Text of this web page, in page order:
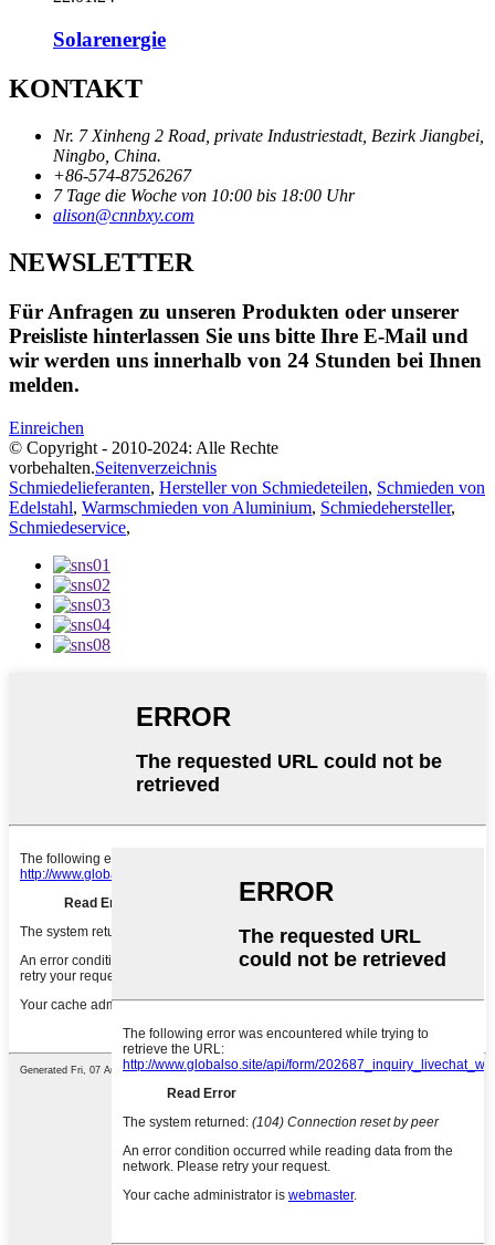
Solarenergie
KONTAKT
Nr. 7 Xinheng 2 Road, private Industriestadt, Bezirk Jiangbei,
Ningbo, China.
+86-574-87526267
7 Tage die Woche von 10:00 bis 18:00 Uhr
alison@cnnbxy.com
NEWSLETTER
Für Anfragen zu unseren Produkten oder unserer
Preisliste hinterlassen Sie uns bitte Ihre E-Mail und
wir werden uns innerhalb von 24 Stunden bei Ihnen
melden.
Einreichen
© Copyright - 2010-2024: Alle Rechte
vorbehalten.Seitenverzeichnis
Schmiedelieferanten, Hersteller von Schmiedeteilen, Schmieden von
Edelstahl, Warmschmieden von Aluminium, Schmiedehersteller,
Schmiedeservice,